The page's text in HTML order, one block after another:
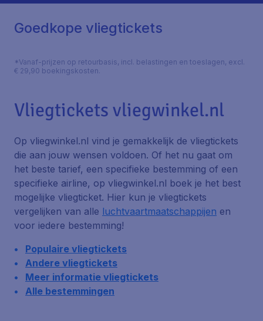
Goedkope vliegtickets
*Vanaf-prijzen op retourbasis, incl. belastingen en toeslagen, excl.
€ 29,90 boekingskosten.
Vliegtickets vliegwinkel.nl
Op vliegwinkel.nl vind je gemakkelijk de vliegtickets
die aan jouw wensen voldoen. Of het nu gaat om
het beste tarief, een specifieke bestemming of een
specifieke airline, op vliegwinkel.nl boek je het best
mogelijke vliegticket. Hier kun je vliegtickets
vergelijken van alle luchtvaartmaatschappijen en
voor iedere bestemming!
Populaire vliegtickets
Andere vliegtickets
Meer informatie vliegtickets
Alle bestemmingen